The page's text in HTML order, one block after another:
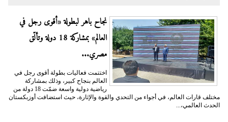
نجاح باهر لبطولة «أقوى رجل في
العالم» بمشاركة 18 دولة وتألّق
مصري...
اختتمت فعاليات بطولة أقوى رجل في
العالم بنجاح كبير، وذلك بمشاركة
رياضية دولية واسعة ضمّت 18 دولة من
مختلف قارات العالم، في أجواء من التحدي والقوة والإثارة، حيث استضافت أوزبكستان
الحدث العالمي،...